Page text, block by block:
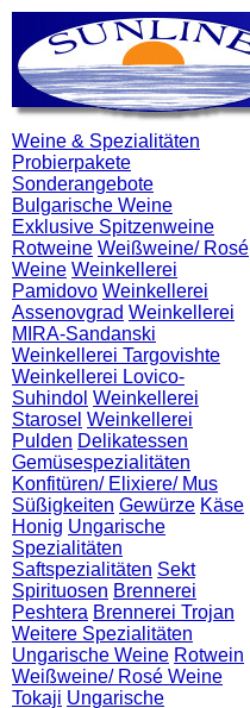
Weine & Spezialitäten
Probierpakete
Sonderangebote
Bulgarische Weine
Exklusive Spitzenweine
Rotweine Weißweine/ Rosé
Weine Weinkellerei
Pamidovo Weinkellerei
Assenovgrad Weinkellerei
MIRA-Sandanski
Weinkellerei Targovishte
Weinkellerei Lovico-
Suhindol Weinkellerei
Starosel Weinkellerei
Pulden Delikatessen
Gemüsespezialitäten
Konfitüren/ Elixiere/ Mus
Süßigkeiten Gewürze Käse
Honig Ungarische
Spezialitäten
Saftspezialitäten Sekt
Spirituosen Brennerei
Peshtera Brennerei Trojan
Weitere Spezialitäten
Ungarische Weine Rotwein
Weißweine/ Rosé Weine
Tokaji Ungarische